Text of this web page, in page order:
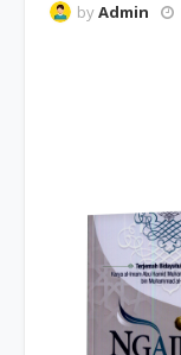
byAdmin